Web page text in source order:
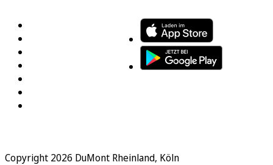
Copyright 2026 DuMont Rheinland, Köln